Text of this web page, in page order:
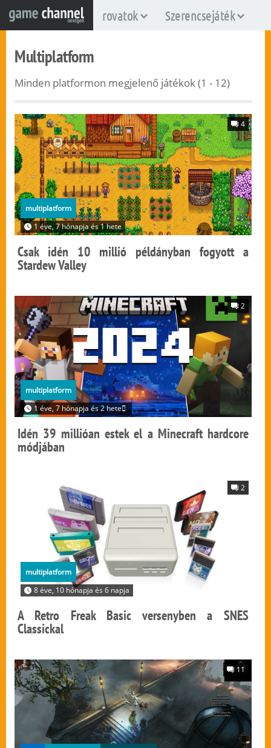
rovatok Szerencsejáték
Multiplatform
Minden platformon megjelenő játékok (1 - 12)
4
multiplatform
1 éve, 7 hónapja és 1 hete
Csak idén 10 millió példányban fogyott a
Stardew Valley
2
multiplatform
1 éve, 7 hónapja és 2 hete
Idén 39 millióan estek el a Minecraft hardcore
módjában
2
multiplatform
8 éve, 10 hónapja és 6 napja
A Retro Freak Basic versenyben a SNES
Classickal
11